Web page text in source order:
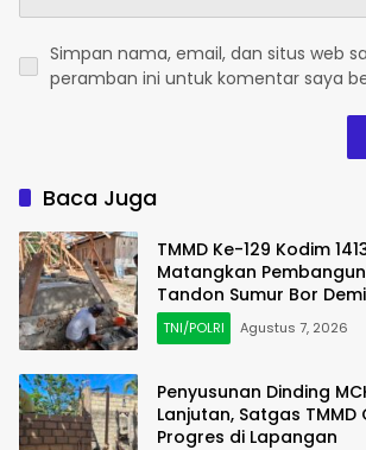
Simpan nama, email, dan situs web
peramban ini untuk komentar saya
Baca Juga
TMMD Ke-129 Kodim
Matangkan
Tandon Sumur Bor
Bersih
TNI/POLRI Agustus 7, 2026
Penyusunan Dinding
Lanjutan, Satgas
Progres di Lapangan